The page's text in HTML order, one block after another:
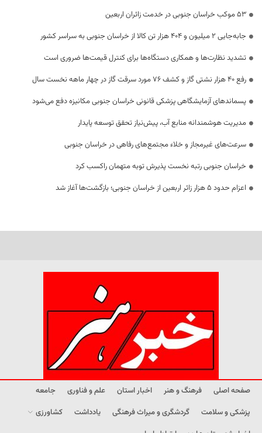
53 موکب خراسان جنوبی در خدمت زائران اربعین
جابه‌جایی 2 میلیون و 404 هزار تن کالا از خراسان جنوبی به سراسر کشور
تشدید نظارت‌ها و همکاری دستگاه‌ها برای کنترل قیمت‌ها ضروری است
رفع 40 هزار نشتی گاز و کشف 76 مورد سرقت گاز در چهار ماهه نخست سال
پسماندهای آزمایشگاهی پزشکی قانونی خراسان جنوبی مکانیزه دفع می‌شود
مدیریت هوشمندانه منابع آب، پیش‌نیاز تحقق توسعه پایدار
سرعت‌های غیرمجاز و خلاء مجتمع‌های رفاهی در خراسان جنوبی
خراسان جنوبی رتبه نخست پذیرش توبه متهمان راکسب کرد
اعزام حدود 5 هزار زائر اربعین از خراسان جنوبی؛ بازگشت‌ها آغاز شد
صفحه اصلی فرهنگ و هنر اخبار استان علم و فناوری
جامعه
پزشکی و سلامت
گردشگری و میراث فرهنگی یادداشت
کشاورزی